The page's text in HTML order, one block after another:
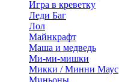
Игра в креветку
Леди Баг
Лол
Майнкрафт
Маша и медведь
Ми-ми-мишки
Микки / Минни Маус
Миньоны